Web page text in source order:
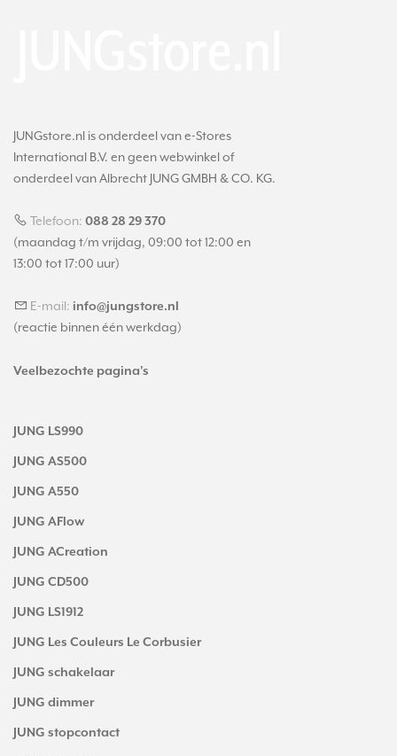
JUNGstore.nl is onderdeel van e-Stores
International B.V. en geen webwinkel of
onderdeel van Albrecht JUNG GMBH & CO. KG.
Telefoon: 088 28 29 370
(maandag t/m vrijdag, 09:00 tot 12:00 en
13:00 tot 17:00 uur)
E-mail: info@jungstore.nl
(reactie binnen één werkdag)
Veelbezochte pagina's
JUNG LS990
JUNG AS500
JUNG A550
JUNG AFlow
JUNG ACreation
JUNG CD500
JUNG LS1912
JUNG Les Couleurs Le Corbusier
JUNG schakelaar
JUNG dimmer
JUNG stopcontact